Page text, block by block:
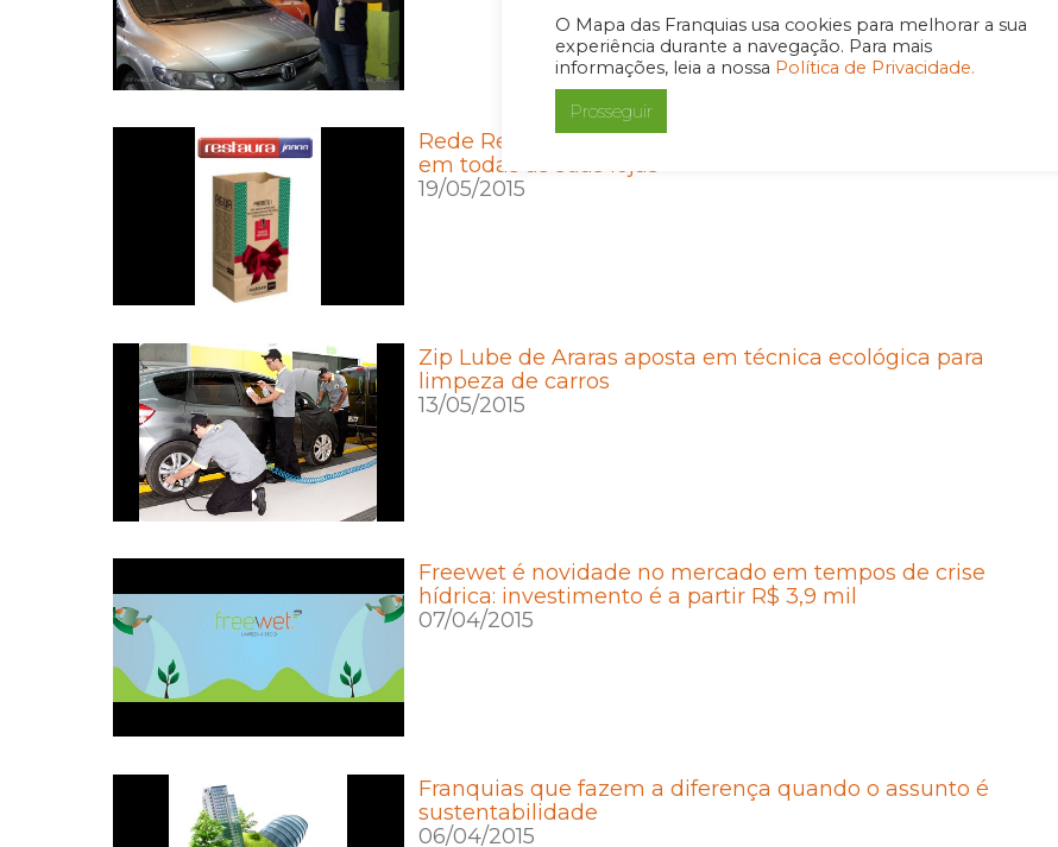
O Mapa das Franquias usa cookies para melhorar a sua
experiência durante a navegação. Para mais
informações, leia a nossa Política de Privacidade.
Prosseguir
Rede Restaura Jeans passa a usar embalagens ecológicas
em todas as suas lojas
19/05/2015
Zip Lube de Araras aposta em técnica ecológica para
limpeza de carros
13/05/2015
Freewet é novidade no mercado em tempos de crise
hídrica: investimento é a partir R$ 3,9 mil
07/04/2015
Franquias que fazem a diferença quando o assunto é
sustentabilidade
06/04/2015